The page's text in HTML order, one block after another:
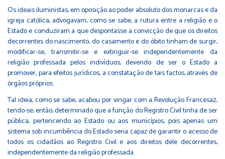
Os ideais iluministas, em oposição ao poder absoluto dos monarcas e da
igreja católica, advogavam, como se sabe, a rutura entre a religião e o
Estado e conduziram a que despontasse a convicção de que os direitos
decorrentes do nascimento, do casamento e do óbito tinham de surgir,
modificar-se, transmitir-se e extinguir-se independentemente da
religião professada pelos indivíduos, devendo de ser o Estado a
promover, para efeitos jurídicos, a constatação de tais factos, através de
órgãos próprios.
Tal ideia, como se sabe, acabou por vingar com a Revolução Francesa2,
tendo-se, então, determinado que a função do Registro Civil tinha de ser
pública, pertencendo ao Estado ou aos municípios, pois apenas um
sistema sob incumbência do Estado seria capaz de garantir o acesso de
todos os cidadãos ao Registro Civil e aos direitos dele decorrentes,
independentemente da religião professada.